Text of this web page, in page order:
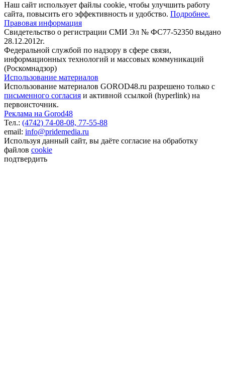
Наш сайт использует файлы cookie, чтобы улучшить работу
сайта, повысить его эффективность и удобство. Подробнее.
Правовая информация
Свидетельство о регистрации СМИ Эл № ФС77-52350 выдано
28.12.2012г.
Федеральной службой по надзору в сфере связи,
информационных технологий и массовых коммуникаций
(Роскомнадзор)
Использование материалов
Использование материалов GOROD48.ru разрешено только с
письменного согласия и активной ссылкой (hyperlink) на
первоисточник.
Реклама на Gorod48
Тел.: (4742) 74-08-08, 77-55-88
email: info@pridemedia.ru
Используя данный сайт, вы даёте согласие на обработку
файлов cookie
подтвердить